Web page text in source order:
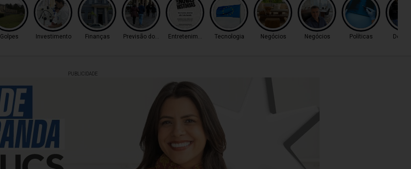
Golpes Investimento Finanças Previsão do TempoEntretenimento Tecnologia Negócios Negócios Políticas Deu
PUBLICIDADE